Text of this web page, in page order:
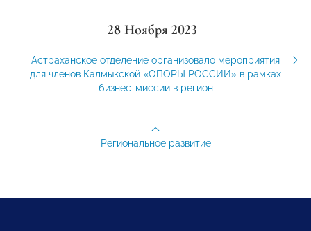
28 Ноября 2023
Астраханское отделение организовало мероприятия
для членов Калмыкской «ОПОРЫ РОССИИ» в рамках
бизнес-миссии в регион
Региональное развитие